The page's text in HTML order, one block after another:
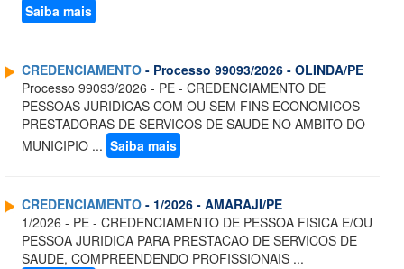
Saiba mais
CREDENCIAMENTO - Processo 99093/2026 - OLINDA/PE
Processo 99093/2026 - PE - CREDENCIAMENTO DE
PESSOAS JURIDICAS COM OU SEM FINS ECONOMICOS
PRESTADORAS DE SERVICOS DE SAUDE NO AMBITO DO
MUNICIPIO ... Saiba mais
CREDENCIAMENTO - 1/2026 - AMARAJI/PE
1/2026 - PE - CREDENCIAMENTO DE PESSOA FISICA E/OU
PESSOA JURIDICA PARA PRESTACAO DE SERVICOS DE
SAUDE, COMPREENDENDO PROFISSIONAIS ...